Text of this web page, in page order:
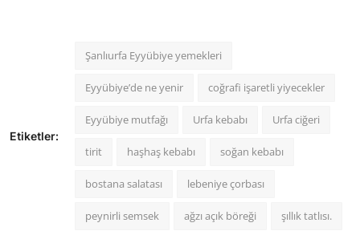
Etiketler:
Şanlıurfa Eyyübiye yemekleri
Eyyübiye’de ne yenir coğrafi işaretli yiyecekler
Eyyübiye mutfağı Urfa kebabı Urfa ciğeri
tirit haşhaş kebabı soğan kebabı
bostana salatası lebeniye çorbası
peynirli semsek ağzı açık böreği şıllık tatlısı.